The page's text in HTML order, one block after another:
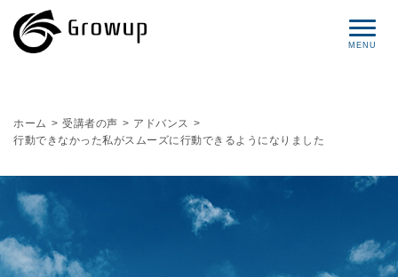
サービス
ホーム > 受講者の声 > アドバンス >
行動できなかった私がスムーズに行動できるようになりました